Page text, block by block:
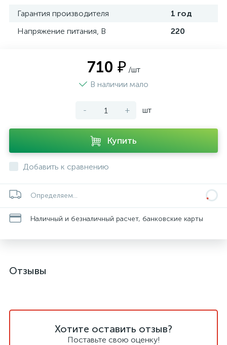
Гарантия производителя
1 год
Напряжение питания, В
220
710 ₽ /шт
В наличии мало
- + шт
Купить
Добавить к сравнению
Определяем...
Наличный и безналичный расчет, банковские карты
Отзывы
Хотите оставить отзыв?
Поставьте свою оценку!